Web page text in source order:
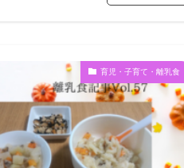
育児・子育て・離乳食